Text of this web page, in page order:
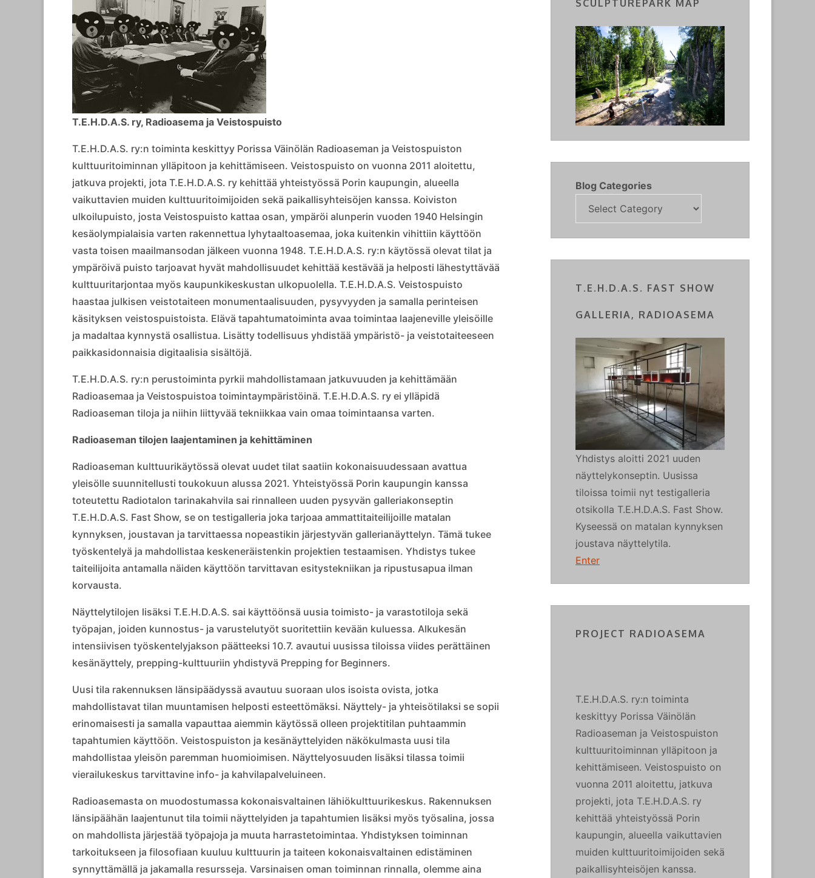
T.E.H.D.A.S. ry, Radioasema ja Veistospuisto
T.E.H.D.A.S. ry:n toiminta keskittyy Porissa Väinölän Radioaseman ja Veistospuiston
kulttuuritoiminnan ylläpitoon ja kehittämiseen. Veistospuisto on vuonna 2011 aloitettu,
jatkuva projekti, jota T.E.H.D.A.S. ry kehittää yhteistyössä Porin kaupungin, alueella
vaikuttavien muiden kulttuuritoimijoiden sekä paikallisyhteisöjen kanssa. Koiviston
ulkoilupuisto, josta Veistospuisto kattaa osan, ympäröi alunperin vuoden 1940 Helsingin
kesäolympialaisia varten rakennettua lyhytaaltoasemaa, joka kuitenkin vihittiin käyttöön
vasta toisen maailmansodan jälkeen vuonna 1948. T.E.H.D.A.S. ry:n käytössä olevat tilat ja
ympäröivä puisto tarjoavat hyvät mahdollisuudet kehittää kestävää ja helposti lähestyttävää
kulttuuritarjontaa myös kaupunkikeskustan ulkopuolella. T.E.H.D.A.S. Veistospuisto
haastaa julkisen veistotaiteen monumentaalisuuden, pysyvyyden ja samalla perinteisen
käsityksen veistospuistoista. Elävä tapahtumatoiminta avaa toimintaa laajeneville yleisöille
ja madaltaa kynnystä osallistua. Lisätty todellisuus yhdistää ympäristö- ja veistotaiteeseen
paikkasidonnaisia digitaalisia sisältöjä.
T.E.H.D.A.S. ry:n perustoiminta pyrkii mahdollistamaan jatkuvuuden ja kehittämään
Radioasemaa ja Veistospuistoa toimintaympäristöinä. T.E.H.D.A.S. ry ei ylläpidä
Radioaseman tiloja ja niihin liittyvää tekniikkaa vain omaa toimintaansa varten.
Radioaseman tilojen laajentaminen ja kehittäminen
Radioaseman kulttuurikäytössä olevat uudet tilat saatiin kokonaisuudessaan avattua
yleisölle suunnitellusti toukokuun alussa 2021. Yhteistyössä Porin kaupungin kanssa
toteutettu Radiotalon tarinakahvila sai rinnalleen uuden pysyvän galleriakonseptin
T.E.H.D.A.S. Fast Show, se on testigalleria joka tarjoaa ammattitaiteilijoille matalan
kynnyksen, joustavan ja tarvittaessa nopeastikin järjestyvän gallerianäyttelyn. Tämä tukee
työskentelyä ja mahdollistaa keskeneräistenkin projektien testaamisen. Yhdistys tukee
taiteilijoita antamalla näiden käyttöön tarvittavan esitystekniikan ja ripustusapua ilman
korvausta.
Näyttelytilojen lisäksi T.E.H.D.A.S. sai käyttöönsä uusia toimisto- ja varastotiloja sekä
työpajan, joiden kunnostus- ja varustelutyöt suoritettiin kevään kuluessa. Alkukesän
intensiivisen työskentelyjakson päätteeksi 10.7. avautui uusissa tiloissa viides perättäinen
kesänäyttely, prepping-kulttuuriin yhdistyvä Prepping for Beginners.
Uusi tila rakennuksen länsipäädyssä avautuu suoraan ulos isoista ovista, jotka
mahdollistavat tilan muuntamisen helposti esteettömäksi. Näyttely- ja yhteisötilaksi se sopii
erinomaisesti ja samalla vapauttaa aiemmin käytössä olleen projektitilan puhtaammin
tapahtumien käyttöön. Veistospuiston ja kesänäyttelyiden näkökulmasta uusi tila
mahdollistaa yleisön paremman huomioimisen. Näyttelyosuuden lisäksi tilassa toimii
vierailukeskus tarvittavine info- ja kahvilapalveluineen.
Radioasemasta on muodostumassa kokonaisvaltainen lähiökulttuurikeskus. Rakennuksen
länsipäähän laajentunut tila toimii näyttelyiden ja tapahtumien lisäksi myös työsalina, jossa
on mahdollista järjestää työpajoja ja muuta harrastetoimintaa. Yhdistyksen toiminnan
tarkoitukseen ja filosofiaan kuuluu kulttuurin ja taiteen kokonaisvaltainen edistäminen
synnyttämällä ja jakamalla resursseja. Varsinaisen oman toiminnan rinnalla, olemme aina
SCULPTUREPARK MAP
Blog Categories
T.E.H.D.A.S. FAST SHOW
GALLERIA, RADIOASEMA
Yhdistys aloitti 2021 uuden
näyttelykonseptin. Uusissa
tiloissa toimii nyt testigalleria
otsikolla T.E.H.D.A.S. Fast Show.
Kyseessä on matalan kynnyksen
joustava näyttelytila.
Enter
PROJECT RADIOASEMA
T.E.H.D.A.S. ry:n toiminta
keskittyy Porissa Väinölän
Radioaseman ja Veistospuiston
kulttuuritoiminnan ylläpitoon ja
kehittämiseen. Veistospuisto on
vuonna 2011 aloitettu, jatkuva
projekti, jota T.E.H.D.A.S. ry
kehittää yhteistyössä Porin
kaupungin, alueella vaikuttavien
muiden kulttuuritoimijoiden sekä
paikallisyhteisöjen kanssa.